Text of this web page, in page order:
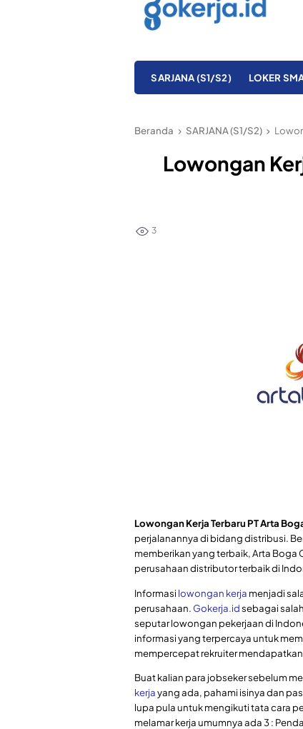
SARJANA (S1/S2) LOKER
Beranda SARJANA (S1/S2)
Lowongan
3
Lowongan Kerja Terbaru PT Arta
perjalanannya di bidang distribusi.
memberikan yang terbaik, Arta
perusahaan distributor terbaik di
Informasi lowongan kerja menjadi
perusahaan. Gokerja.idsebagai
seputar lowongan pekerjaan di
informasi yang terpercaya untuk
mempercepat rekruiter
Buat kalian para jobseker sebelum
kerjayang ada, pahami isinya dan
lupa pula untuk mengikuti tata cara
melamar kerja umumnya ada 3 :